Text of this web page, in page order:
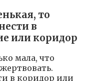
то
в
или коридор
мала, что
в коридор или